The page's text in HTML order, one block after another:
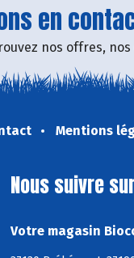
en
nos offres,
Mentions
Nous suivre
Votre magasin